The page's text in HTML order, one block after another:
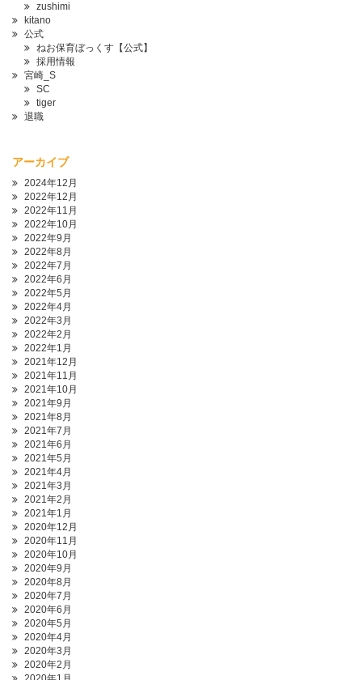
zushimi
kitano
公式
ねお保育ぼっくす【公式】
採用情報
宮崎_S
SC
tiger
退職
アーカイブ
2024年12月
2022年12月
2022年11月
2022年10月
2022年9月
2022年8月
2022年7月
2022年6月
2022年5月
2022年4月
2022年3月
2022年2月
2022年1月
2021年12月
2021年11月
2021年10月
2021年9月
2021年8月
2021年7月
2021年6月
2021年5月
2021年4月
2021年3月
2021年2月
2021年1月
2020年12月
2020年11月
2020年10月
2020年9月
2020年8月
2020年7月
2020年6月
2020年5月
2020年4月
2020年3月
2020年2月